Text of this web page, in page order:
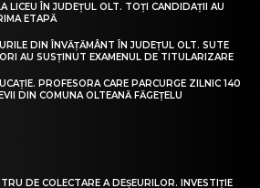
LICEU ÎN JUDEȚUL OLT. TOȚI CANDIDAȚII AU
ETAPĂ
DIN ÎNVĂȚĂMÂNT ÎN JUDEȚUL OLT. SUTE
AU SUSȚINUT EXAMENUL DE TITULARIZARE
PROFESORA CARE PARCURGE ZILNIC 140
DIN COMUNA OLTEANĂ FĂGEȚELU
DE COLECTARE A DEȘEURILOR. INVESTIȚIE